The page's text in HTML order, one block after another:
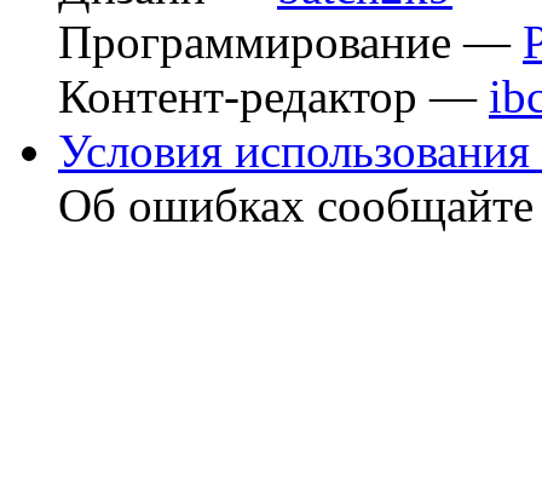
Программирование —
Контент-редактор —
Условия использования
Об ошибках